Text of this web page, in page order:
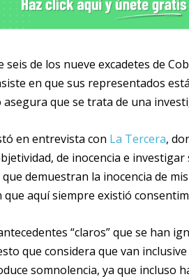
seis de los nueve excadetes de
en que sus representados
que se trata de una
en entrevista con La Tercera,
de inocencia e
demuestran la inocencia de
que aquí siempre existió
“claros” que se han
que considera que van
somnolencia, ya que incluso